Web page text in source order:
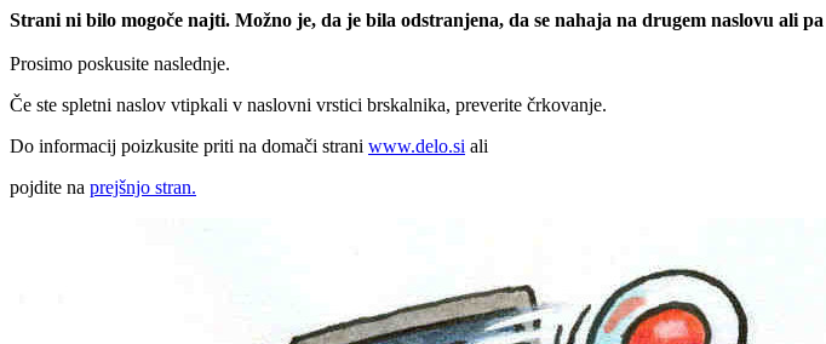
Strani ni bilo mogoče najti. Možno je, da je bila odstranjena, da se nahaja na drugem naslovu ali
Prosimo poskusite naslednje.
Če ste spletni naslov vtipkali v naslovni vrstici brskalnika, preverite črkovanje.
Do informacij poizkusite priti na domači strani www.delo.si ali
pojdite na prejšnjo stran.